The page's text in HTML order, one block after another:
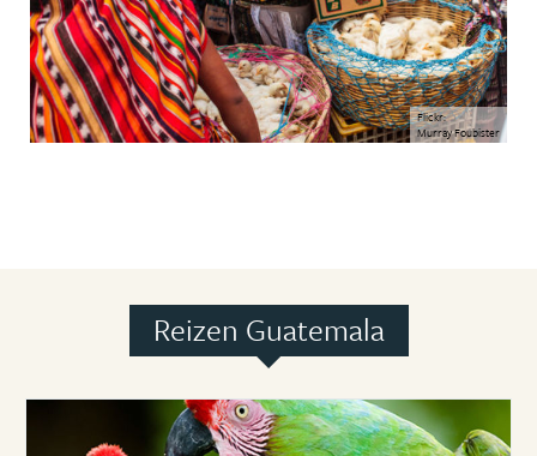
Flickr:
Murray Foubister
Reizen Guatemala